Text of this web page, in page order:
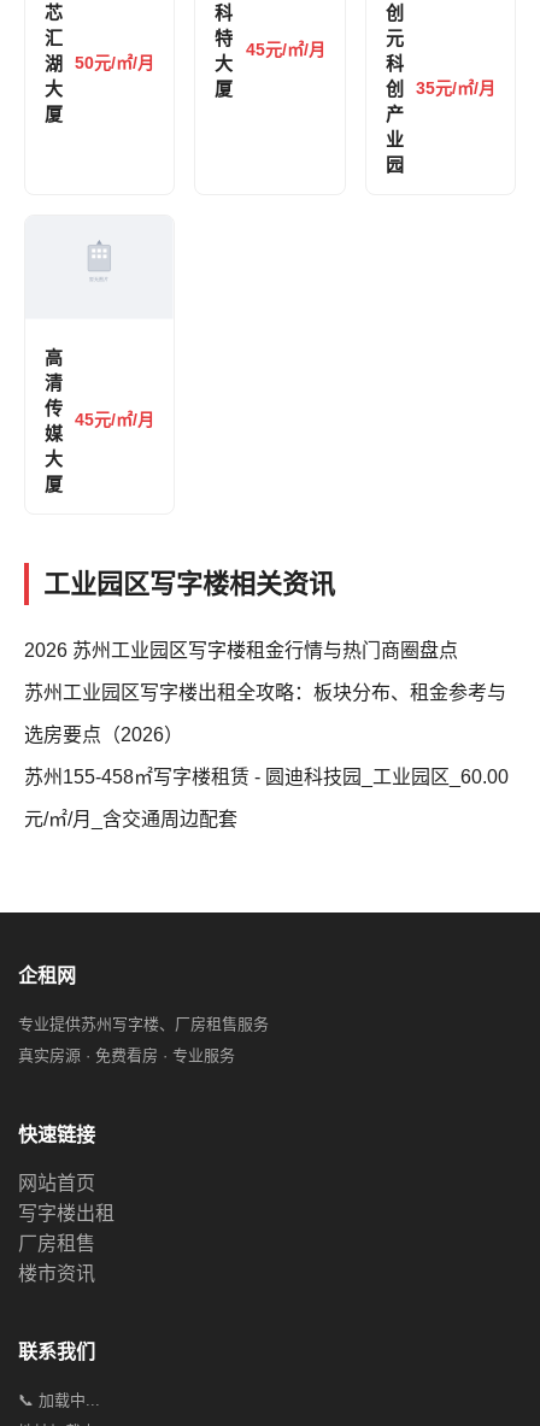
芯
汇
湖
大
厦
50元/㎡/月
科
特
大
厦
45元/㎡/月
创
元
科
创
产
业
园
35元/㎡/月
高
清
传
媒
大
厦
45元/㎡/月
工业园区写字楼相关资讯
2026 苏州工业园区写字楼租金行情与热门商圈盘点
苏州工业园区写字楼出租全攻略：板块分布、租金参考与
选房要点（2026）
苏州155-458㎡写字楼租赁 - 圆迪科技园_工业园区_60.00
元/㎡/月_含交通周边配套
企租网
专业提供苏州写字楼、厂房租售服务
真实房源 · 免费看房 · 专业服务
快速链接
网站首页
写字楼出租
厂房租售
楼市资讯
联系我们
📞 加载中...